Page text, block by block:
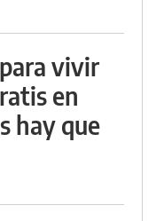
vivir
en
hay que